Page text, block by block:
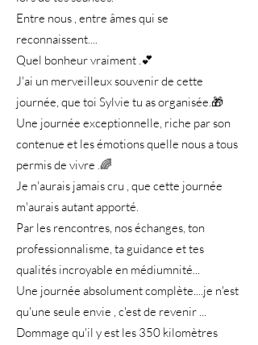
Entre nous , entre âmes qui se
reconnaissent....
Quel bonheur vraiment .💕
J'ai un merveilleux souvenir de cette
journée, que toi Sylvie tu as organisée.🎁
Une journée exceptionnelle, riche par son
contenue et les émotions quelle nous a tous
permis de vivre .🌈
Je n'aurais jamais cru , que cette journée
m'aurais autant apporté.
Par les rencontres, nos échanges, ton
professionnalisme, ta guidance et tes
qualités incroyable en médiumnité...
Une journée absolument complète....je n'est
qu'une seule envie , c'est de revenir ...
Dommage qu'il y est les 350 kilomètres